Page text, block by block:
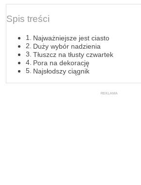
Spis treści
Najważniejsze jest ciasto
Duży wybór nadzienia
Tłuszcz na tłusty czwartek
Pora na dekorację
Najsłodszy ciągnik
REKLAMA